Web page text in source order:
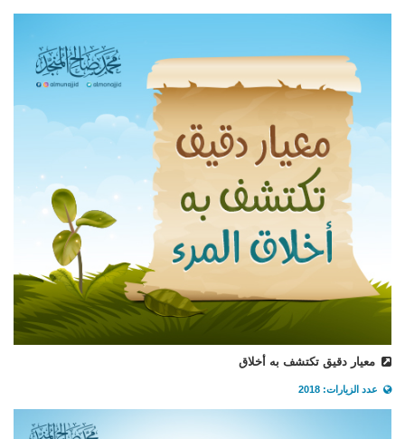
معيار دقيق تكتشف به أخلاق
عدد الزيارات: 2018